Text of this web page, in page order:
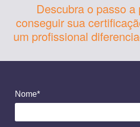
Descubra o passo a
conseguir sua
um profissional
Nome*